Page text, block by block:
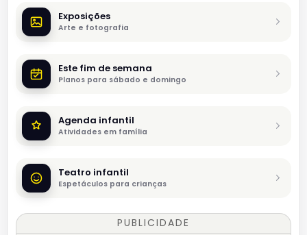
Exposições
Arte e fotografia
Este fim de semana
Planos para sábado e domingo
Agenda infantil
Atividades em família
Teatro infantil
Espetáculos para crianças
PUBLICIDADE